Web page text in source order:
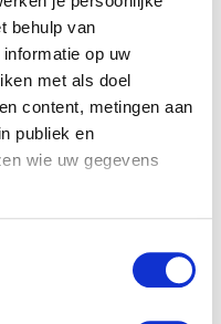
behulp van
op uw
met als doel
content, metingen aan
publiek en
wie uw gegevens
uw geografische
nauwkeurig kan zijn